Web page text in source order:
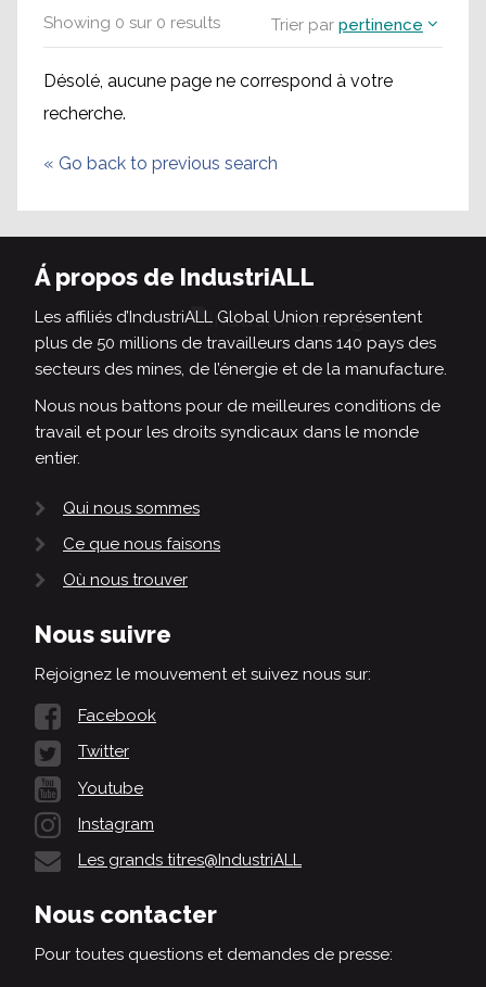
Showing 0 sur 0 results Trier par pertinence
Désolé, aucune page ne correspond à votre
recherche.
« Go back to previous search
Á propos de IndustriALL
Les affiliés d’IndustriALL Global Union représentent
plus de 50 millions de travailleurs dans 140 pays des
secteurs des mines, de l’énergie et de la manufacture.
Nous nous battons pour de meilleures conditions de
travail et pour les droits syndicaux dans le monde
entier.
Qui nous sommes
Ce que nous faisons
Où nous trouver
Nous suivre
Rejoignez le mouvement et suivez nous sur:
Facebook
Twitter
Youtube
Instagram
Les grands titres@IndustriALL
Nous contacter
Pour toutes questions et demandes de presse: